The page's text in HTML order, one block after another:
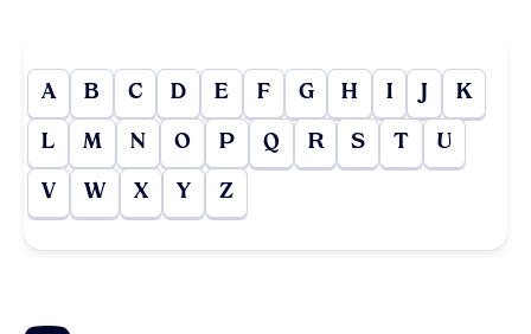
A B C D E F G H I J K
L M N O P Q R S T U
V W X Y Z